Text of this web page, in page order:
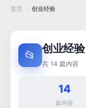
首页 / 创业经验
📂
创业经验
共 14 篇内容
14
篇内容